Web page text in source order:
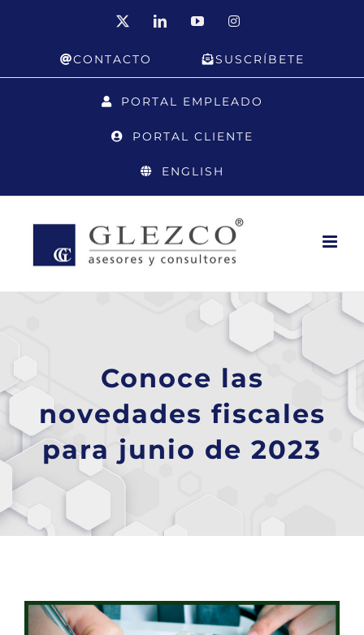
LinkedInYouTubeInstagram
CONTACTO SUSCRÍBETE
PORTAL EMPLEADO
PORTAL CLIENTE
ENGLISH
Conoce las
novedades fiscales
para junio de 2023
Ver